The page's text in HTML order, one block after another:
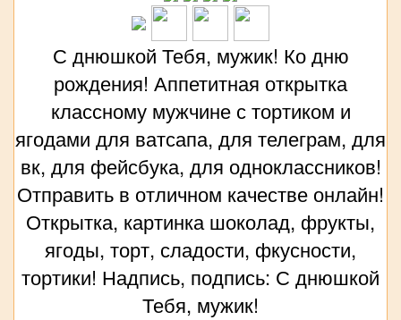
С днюшкой Тебя, мужик! Ко дню
рождения! Аппетитная открытка
классному мужчине с тортиком и
ягодами для ватсапа, для телеграм, для
вк, для фейсбука, для одноклассников!
Отправить в отличном качестве онлайн!
Открытка, картинка шоколад, фрукты,
ягоды, торт, сладости, фкусности,
тортики! Надпись, подпись: С днюшкой
Тебя, мужик!